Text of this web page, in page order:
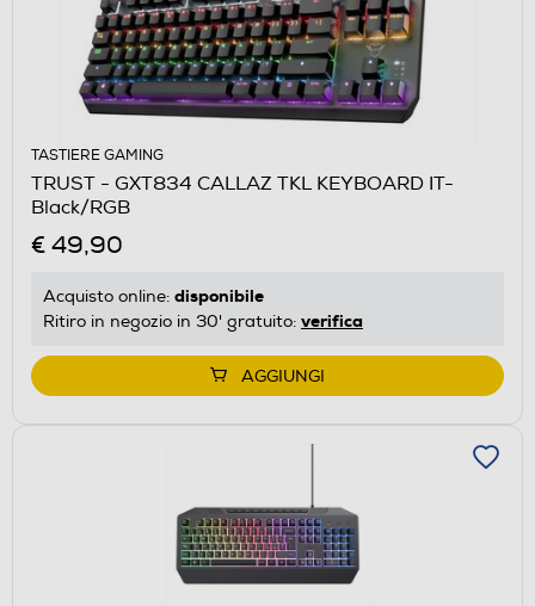
TASTIERE GAMING
TRUST - GXT834 CALLAZ TKL KEYBOARD IT-
Black/RGB
€ 49,90
Acquisto online: disponibile
Ritiro in negozio in 30' gratuito: verifica
AGGIUNGI